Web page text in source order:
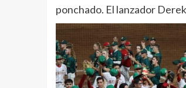
ponchado. El lanzador